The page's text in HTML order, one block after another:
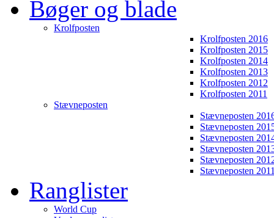
Bøger og blade
Krolfposten
Krolfposten 2016
Krolfposten 2015
Krolfposten 2014
Krolfposten 2013
Krolfposten 2012
Krolfposten 2011
Stævneposten
Stævneposten
Stævneposten
Stævneposten
Stævneposten
Stævneposten
Stævneposten
Ranglister
World Cup